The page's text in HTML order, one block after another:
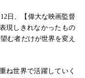
日、【偉大な映画監督
現しきれなかったもの
む者だけが世界を変え
ね世界で活躍していく